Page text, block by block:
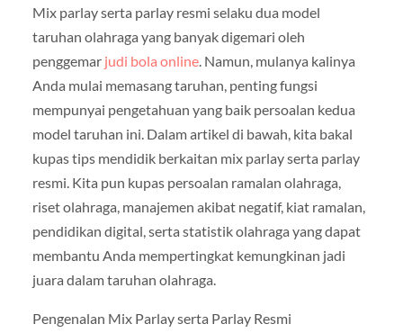
Mix parlay serta parlay resmi selaku dua model
taruhan olahraga yang banyak digemari oleh
penggemar judi bola online. Namun, mulanya kalinya
Anda mulai memasang taruhan, penting fungsi
mempunyai pengetahuan yang baik persoalan kedua
model taruhan ini. Dalam artikel di bawah, kita bakal
kupas tips mendidik berkaitan mix parlay serta parlay
resmi. Kita pun kupas persoalan ramalan olahraga,
riset olahraga, manajemen akibat negatif, kiat ramalan,
pendidikan digital, serta statistik olahraga yang dapat
membantu Anda mempertingkat kemungkinan jadi
juara dalam taruhan olahraga.
Pengenalan Mix Parlay serta Parlay Resmi